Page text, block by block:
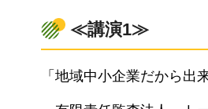
≪講演1≫
「地域中小企業だから出